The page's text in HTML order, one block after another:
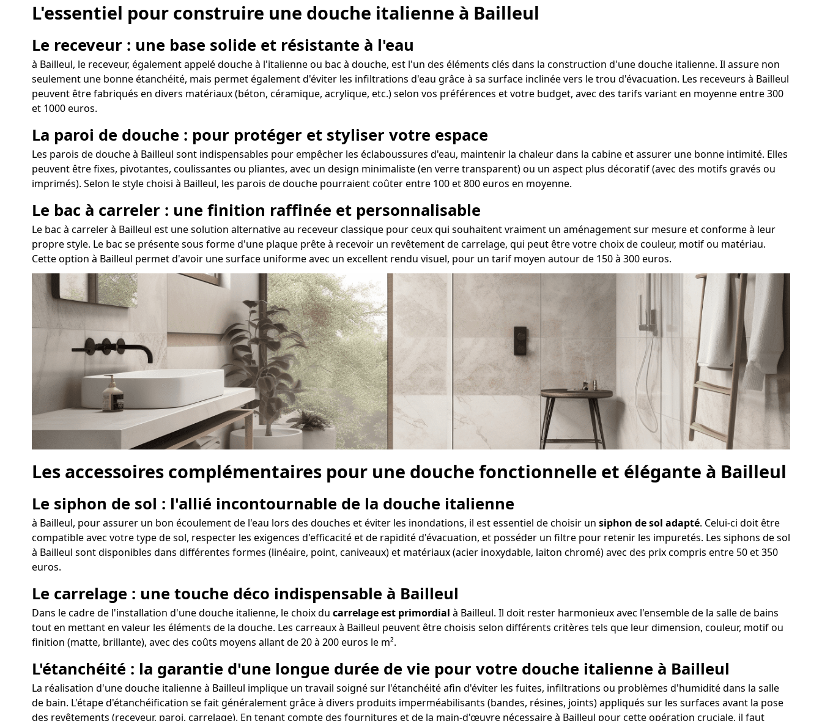
L'essentiel pour construire une douche italienne à Bailleul
Le receveur : une base solide et résistante à l'eau
à Bailleul, le receveur, également appelé douche à l'italienne ou bac à douche, est l'un des éléments clés dans la construction d'une douche italienne. Il assure non
seulement une bonne étanchéité, mais permet également d'éviter les infiltrations d'eau grâce à sa surface inclinée vers le trou d'évacuation. Les receveurs à Bailleul
peuvent être fabriqués en divers matériaux (béton, céramique, acrylique, etc.) selon vos préférences et votre budget, avec des tarifs variant en moyenne entre 300
et 1000 euros.
La paroi de douche : pour protéger et styliser votre espace
Les parois de douche à Bailleul sont indispensables pour empêcher les éclaboussures d'eau, maintenir la chaleur dans la cabine et assurer une bonne intimité. Elles
peuvent être fixes, pivotantes, coulissantes ou pliantes, avec un design minimaliste (en verre transparent) ou un aspect plus décoratif (avec des motifs gravés ou
imprimés). Selon le style choisi à Bailleul, les parois de douche pourraient coûter entre 100 et 800 euros en moyenne.
Le bac à carreler : une finition raffinée et personnalisable
Le bac à carreler à Bailleul est une solution alternative au receveur classique pour ceux qui souhaitent vraiment un aménagement sur mesure et conforme à leur
propre style. Le bac se présente sous forme d'une plaque prête à recevoir un revêtement de carrelage, qui peut être votre choix de couleur, motif ou matériau.
Cette option à Bailleul permet d'avoir une surface uniforme avec un excellent rendu visuel, pour un tarif moyen autour de 150 à 300 euros.
Les accessoires complémentaires pour une douche fonctionnelle et élégante à Bailleul
Le siphon de sol : l'allié incontournable de la douche italienne
à Bailleul, pour assurer un bon écoulement de l'eau lors des douches et éviter les inondations, il est essentiel de choisir un siphon de sol adapté. Celui-ci doit être
compatible avec votre type de sol, respecter les exigences d'efficacité et de rapidité d'évacuation, et posséder un filtre pour retenir les impuretés. Les siphons de sol
à Bailleul sont disponibles dans différentes formes (linéaire, point, caniveaux) et matériaux (acier inoxydable, laiton chromé) avec des prix compris entre 50 et 350
euros.
Le carrelage : une touche déco indispensable à Bailleul
Dans le cadre de l'installation d'une douche italienne, le choix du carrelage est primordial à Bailleul. Il doit rester harmonieux avec l'ensemble de la salle de bains
tout en mettant en valeur les éléments de la douche. Les carreaux à Bailleul peuvent être choisis selon différents critères tels que leur dimension, couleur, motif ou
finition (matte, brillante), avec des coûts moyens allant de 20 à 200 euros le m².
L'étanchéité : la garantie d'une longue durée de vie pour votre douche italienne à Bailleul
La réalisation d'une douche italienne à Bailleul implique un travail soigné sur l'étanchéité afin d'éviter les fuites, infiltrations ou problèmes d'humidité dans la salle
de bain. L'étape d'étanchéification se fait généralement grâce à divers produits imperméabilisants (bandes, résines, joints) appliqués sur les surfaces avant la pose
des revêtements (receveur, paroi, carrelage). En tenant compte des fournitures et de la main-d'œuvre nécessaire à Bailleul pour cette opération cruciale, il faut